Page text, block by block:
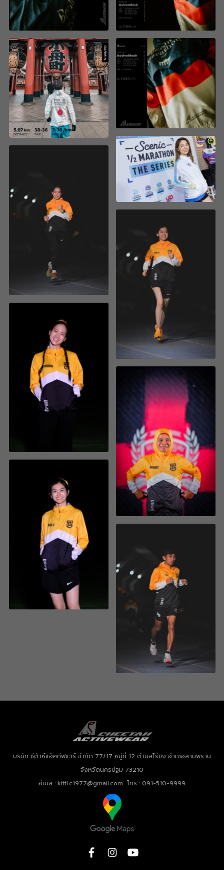
บริษัท ชีต้าห์แอ็คทีฟแวร์ จำกัด 77/17 หมู่ที่ 12 ตำบลไร่ขิง อำเภอสามพราน
จังหวัดนครปฐม 73210
อีเมล : kitti.c1977@gmail.com โทร : 091-510-9999